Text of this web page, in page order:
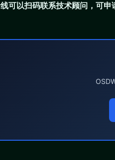
可以扫码联系技术顾问，可申